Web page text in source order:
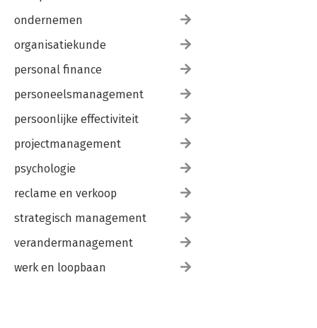
ondernemen
organisatiekunde
personal finance
personeelsmanagement
persoonlijke effectiviteit
projectmanagement
psychologie
reclame en verkoop
strategisch management
verandermanagement
werk en loopbaan